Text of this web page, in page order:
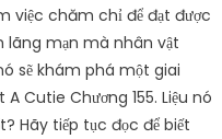
việc chăm chỉ để đạt được
lãng mạn mà nhân vật
sẽ khám phá một giai
Cutie Chương 155. Liệu nó
Hãy tiếp tục đọc để biết